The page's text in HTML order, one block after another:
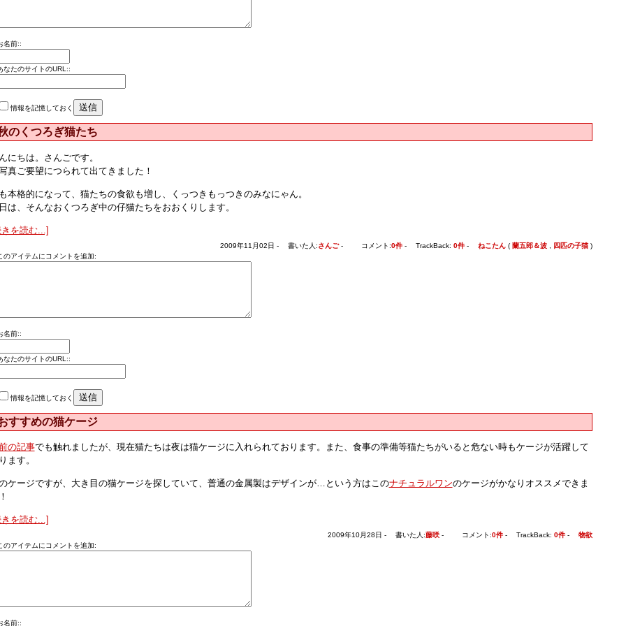
名前::
なたのサイトのURL::
情報を記憶しておく
のくつろぎ猫たち
にちは。さんごです。
真ご要望につられて出てきました！
本格的になって、猫たちの食欲も増し、くっつきもっつきのみなにゃん。
は、そんなおくつろぎ中の仔猫たちをおおくりします。
きを読む...]
2009年11月02日 - 書いた人:さんご- コメント:0件- TrackBack: 0件- ねこたん( 蘭五郎＆波, 四匹の子猫)
のアイテムにコメントを追加:
名前::
なたのサイトのURL::
情報を記憶しておく
すすめの猫ケージ
の記事でも触れましたが、現在猫たちは夜は猫ケージに入れられております。また、食事の準備等猫たちがいると危ない時もケージが活躍して
ます。
ケージですが、大き目の猫ケージを探していて、普通の金属製はデザインが…という方はこのナチュラルワンのケージがかなりオススメできま
きを読む...]
2009年10月28日 - 書いた人:藤咲- コメント:0件- TrackBack: 0件- 物欲
のアイテムにコメントを追加:
名前::